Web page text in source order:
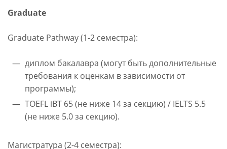
Graduate
Graduate Pathway (1-2 семестра):
диплом бакалавра (могут быть дополнительные
требования к оценкам в зависимости от
программы);
TOEFL iBT 65 (не ниже 14 за секцию) / IELTS 5.5
(не ниже 5.0 за секцию).
Магистратура (2-4 семестра):